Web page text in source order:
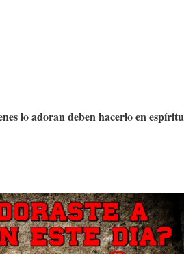
lo adoran deben hacerlo en espíritu